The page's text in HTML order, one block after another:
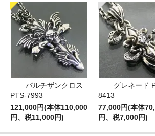
パルチザンクロス
PTS-7993
121,000円(本体110,000
円、税11,000円)
グレネード
8413
77,000円(本体
円、税7,000円)